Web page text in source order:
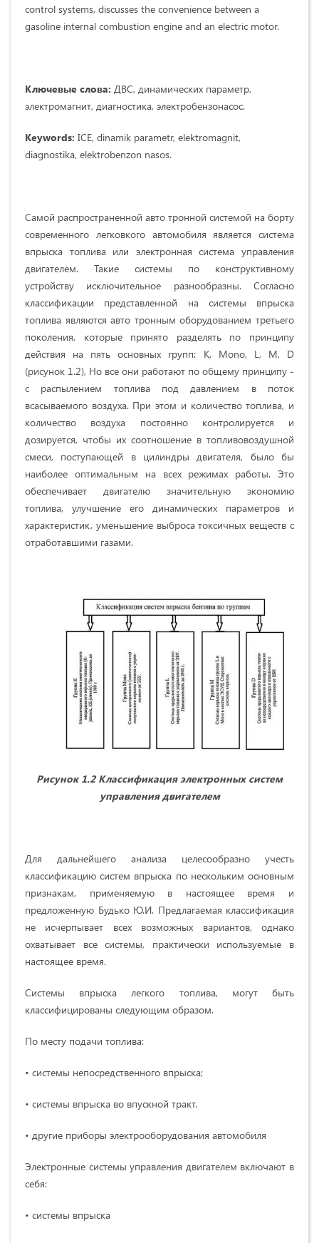
control systems, discusses the convenience between a
gasoline internal combustion engine and an electric motor.
Ключевые слова: ДВС, динамических параметр,
электромагнит, диагностика, электробензонасос.
Keywords: ICE, dinamik parametr, elektromagnit,
diagnostika, elektrobenzon nasos.
Самой распространенной авто тронной системой на борту
современного легковкого автомобиля является система
впрыска топлива или электронная система управления
двигателем. Такие системы по конструктивному
устройству исключительное разнообразны. Согласно
классификации представленной на системы впрыска
топлива являются авто тронным оборудованием третьего
поколения, которые принято разделять по принципу
действия на пять основных групп: К, Mono, L, М, D
(рисунок 1.2), Но все они работают по общему принципу -
с распылением топлива под давлением в поток
всасываемого воздуха. При этом и количество топлива, и
количество воздуха постоянно контролируется и
дозируется, чтобы их соотношение в топливовоздушной
смеси, поступающей в цилиндры двигателя, было бы
наиболее оптимальным на всех режимах работы. Это
обеспечивает двигателю значительную экономию
топлива, улучшение его динамических параметров и
характеристик, уменьшение выброса токсичных веществ с
отработавшими газами.
Рисунок 1.2 Классификация электронных систем
управления двигателем
Для дальнейшего анализа целесообразно учесть
классификацию систем впрыска по нескольким основным
признакам, применяемую в настоящее время и
предложенную Будько Ю.И. Предлагаемая классификация
не исчерпывает всех возможных вариантов, однако
охватывает все системы, практически используемые в
настоящее время.
Системы впрыска легкого топлива, могут быть
классифицированы следующим образом.
По месту подачи топлива:
• системы непосредственного впрыска;
• системы впрыска во впускной тракт.
• другие приборы электрооборудования автомобиля
Электронные системы управления двигателем включают в
себя:
• системы впрыска